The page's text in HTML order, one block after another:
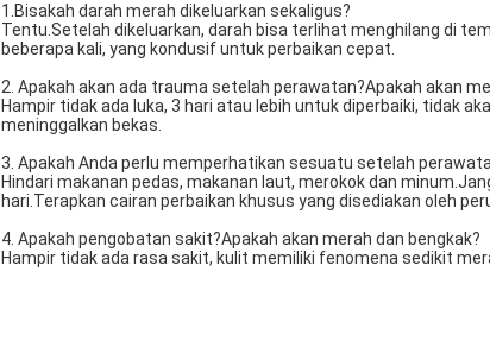
1.Bisakah darah merah dikeluarkan sekaligus?
Tentu.Setelah dikeluarkan, darah bisa terlihat menghilang di
beberapa kali, yang kondusif untuk perbaikan cepat.
2. Apakah akan ada trauma setelah perawatan?Apakah akan
Hampir tidak ada luka, 3 hari atau lebih untuk diperbaiki, tidak
meninggalkan bekas.
3. Apakah Anda perlu memperhatikan sesuatu setelah
Hindari makanan pedas, makanan laut, merokok dan
hari.Terapkan cairan perbaikan khusus yang disediakan oleh
4. Apakah pengobatan sakit?Apakah akan merah dan bengkak?
Hampir tidak ada rasa sakit, kulit memiliki fenomena sedikit